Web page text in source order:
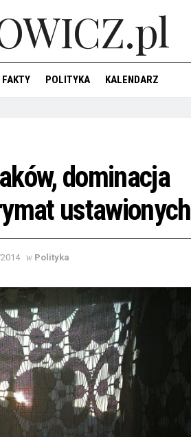
FAKTY POLITYKA KALENDARZ
dominacja
ustawionych
w Polityka